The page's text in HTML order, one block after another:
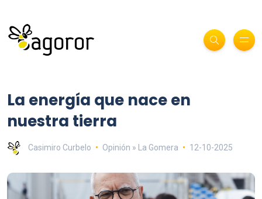
La energía que nace en
nuestra tierra
Casimiro Curbelo Opinión » La Gomera 12-10-2025